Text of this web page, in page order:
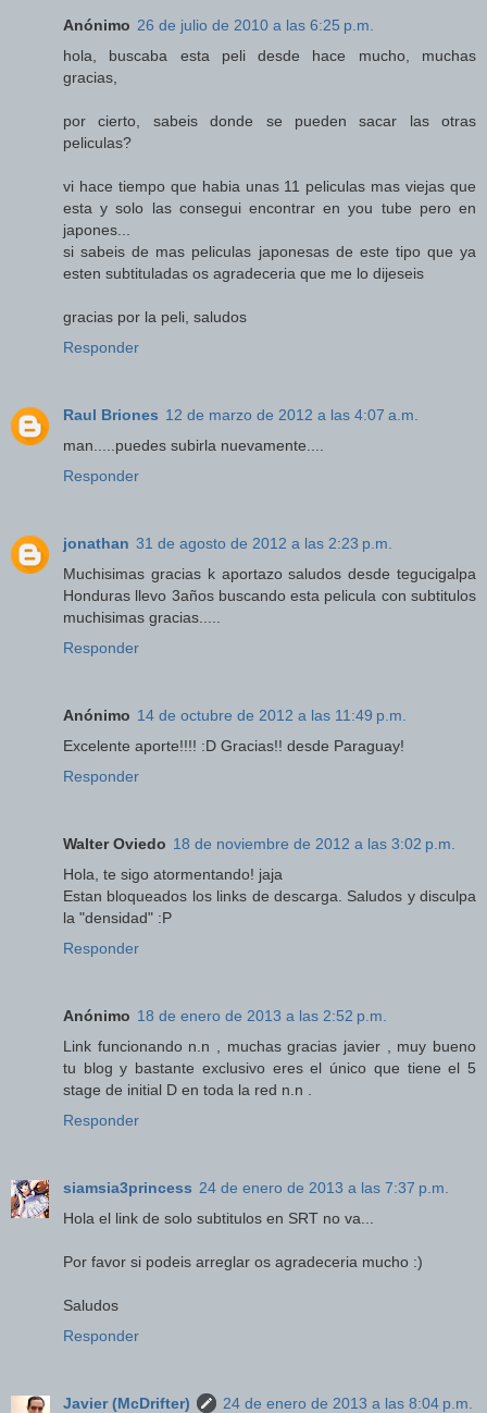
Anónimo 26 de julio de 2010 a las 6:25 p.m.
hola, buscaba esta peli desde hace mucho, muchas
gracias,
por cierto, sabeis donde se pueden sacar las otras
peliculas?
vi hace tiempo que habia unas 11 peliculas mas viejas que
esta y solo las consegui encontrar en you tube pero en
japones...
si sabeis de mas peliculas japonesas de este tipo que ya
esten subtituladas os agradeceria que me lo dijeseis
gracias por la peli, saludos
Responder
Raul Briones 12 de marzo de 2012 a las 4:07 a.m.
man.....puedes subirla nuevamente....
Responder
jonathan 31 de agosto de 2012 a las 2:23 p.m.
Muchisimas gracias k aportazo saludos desde tegucigalpa
Honduras llevo 3años buscando esta pelicula con subtitulos
muchisimas gracias.....
Responder
Anónimo 14 de octubre de 2012 a las 11:49 p.m.
Excelente aporte!!!! :D Gracias!! desde Paraguay!
Responder
Walter Oviedo 18 de noviembre de 2012 a las 3:02 p.m.
Hola, te sigo atormentando! jaja
Estan bloqueados los links de descarga. Saludos y disculpa
la "densidad" :P
Responder
Anónimo 18 de enero de 2013 a las 2:52 p.m.
Link funcionando n.n , muchas gracias javier , muy bueno
tu blog y bastante exclusivo eres el único que tiene el 5
stage de initial D en toda la red n.n .
Responder
siamsia3princess 24 de enero de 2013 a las 7:37 p.m.
Hola el link de solo subtitulos en SRT no va...
Por favor si podeis arreglar os agradeceria mucho :)
Saludos
Responder
Javier (McDrifter)
24 de enero de 2013 a las 8:04 p.m.